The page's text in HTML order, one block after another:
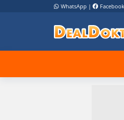
WhatsApp | Facebook